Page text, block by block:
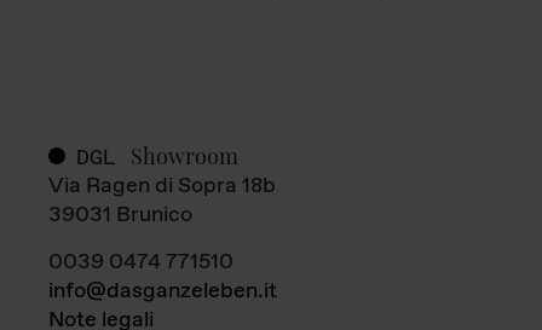
DGL Showroom
Via Ragen di Sopra 18b
39031 Brunico
0039 0474 771510
info@dasganzeleben.it
Note legali